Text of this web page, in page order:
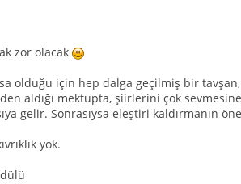
zor olacak
olduğu için hep dalga geçilmiş bir
aldığı mektupta, şiirlerini çok
gelir. Sonrasıysa eleştiri kaldırmanın
yok.